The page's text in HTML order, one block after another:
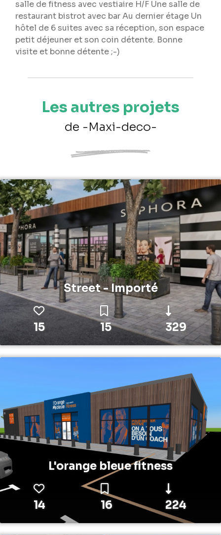
salle de fitness avec vestiaire H/F Une salle de
restaurant bistrot avec bar Au dernier étage Un
hôtel de 6 suites avec sa réception, son espace
petit déjeuner et son coin détente. Bonne
visite et bonne détente ;-)
Les autres projets
de -Maxi-deco-
Street - Importé
15 15 329
L'orange bleue fitness
14 16 224